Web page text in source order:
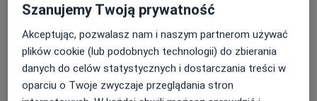
Holter ciśnieniowy
Szczegóły
+ 5 usług
Szanujemy Twoją prywatność
Akceptując, pozwalasz nam i naszym partnerom używać
plików cookie (lub podobnych technologii) do zbierania
danych do celów statystycznych i dostarczania treści w
oparciu o Twoje zwyczaje przeglądania stron